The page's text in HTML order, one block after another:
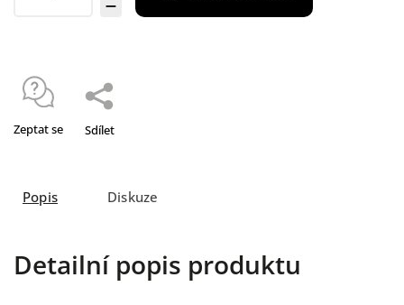
Zeptat se Sdílet
Popis Diskuze
Detailní popis produktu